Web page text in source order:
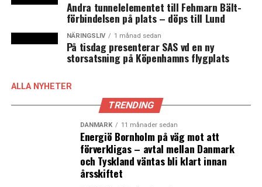
Efter flera år med låg tillväxt visar dansk ekonomi
tecken på en stigande aktivitet.
Ekonomisk tillväxt, BNP
2013: +0,4%
2015: +1,8%
Privat konsumtion
Andra tunnelelementet till Fehmarn Bält-
förbindelsen på plats – döps till Lund
NÄRINGSLIV 1 månad sedan
På tisdag presenterar SAS vd en ny
storsatsning på Köpenhamns flygplats
ALLA NYHETER
TRENDING
DANMARK 11 månader sedan
Energiö Bornholm på väg mot att
förverkligas – avtal mellan Danmark
och Tyskland väntas bli klart innan
årsskiftet